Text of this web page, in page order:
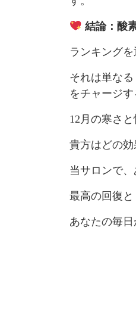
結論：酸
ランキング
それは単な
をチャージ
12月の寒さ
貴方はどの
当サロンで
最高の回復
あなたの毎